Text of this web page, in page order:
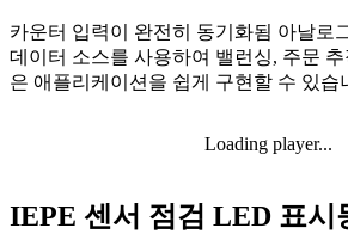
카운터 입력이 완전히 동기화됨 아날로
데이터 소스를 사용하여 밸런싱, 주문
은 애플리케이션을 쉽게 구현할 수 있습
Loading player...
IEPE 센서 점검 LED 표시